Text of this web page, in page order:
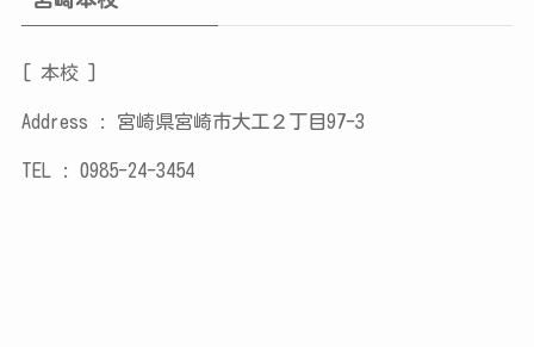
本校 ]
Address : 宮崎県宮崎市大工２丁目97-3
​TEL : 0985-24-3454